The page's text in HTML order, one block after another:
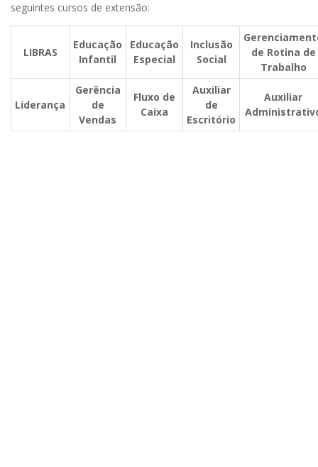
seguintes cursos de extensão:
LIBRAS
Educação
Infantil
Educação
Especial
Inclusão
Social
de Rotina de
Trabalho
Liderança
Gerência
de
Vendas
Fluxo de
Caixa
Auxiliar
de
Escritório
Auxiliar